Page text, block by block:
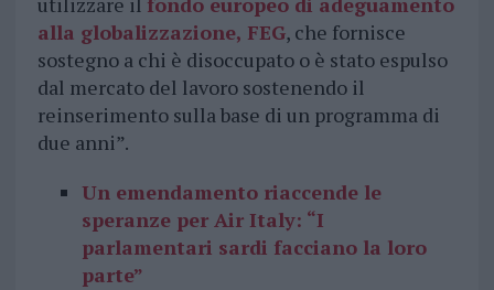
alla globalizzazione, FEG, che fornisce
sostegno a chi è disoccupato o è stato espulso
dal mercato del lavoro sostenendo il
reinserimento sulla base di un programma di
due anni”.
Un emendamento riaccende le
speranze per Air Italy: “I
parlamentari sardi facciano la loro
parte”